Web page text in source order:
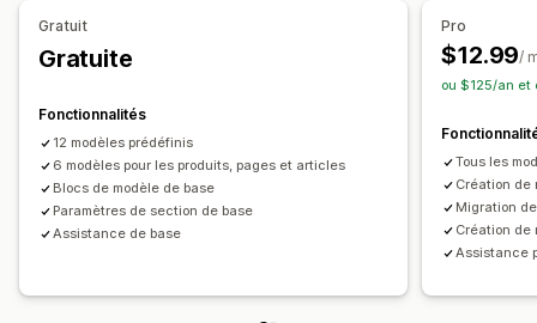
Gestion des pages
Pages d’enregistrement
Sections globales Styles globaux
Code personnalisé
Optimisation pour le format mobile
Produits fréquemment achetés ensemble
Analyses de données
Test A/B
Gratuit
Gratuite
Fonctionnalités
12 modèles prédéfinis
6 modèles pour les produits, pages et articles
Blocs de modèle de base
Paramètres de section de base
Assistance de base
Pro
$12.99/
ou $125/an et
Tous les
Création de
Migration
Création de
Assistance